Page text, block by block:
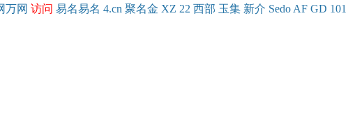
万网 访问 易名易名 4.cn 聚名金 XZ 22 西部 玉集 新介 Sedo AF GD 101